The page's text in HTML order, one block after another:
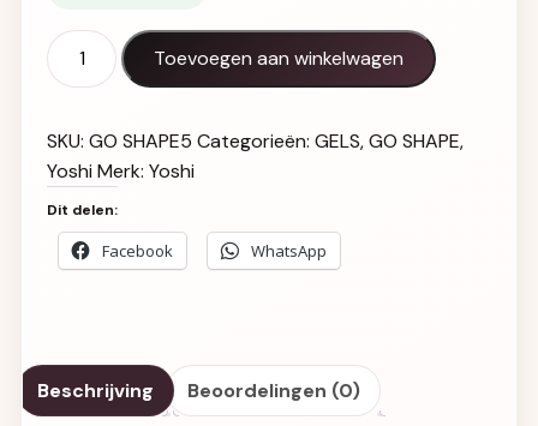
GO SHAPE Hard Builder Gel No.5 (Intense Classic Pink)
Toevoegen aan winkelwagen
SKU: GO SHAPE5 Categorieën: GELS,GO SHAPE,
Yoshi Merk: Yoshi
Dit delen:
Facebook WhatsApp
Beschrijving Beoordelingen (0)